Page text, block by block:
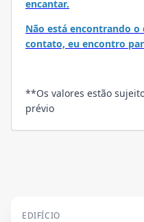
encantar.
Não está encontrando
contato, eu encontro
**Os valores estão
prévio
EDIFÍCIO